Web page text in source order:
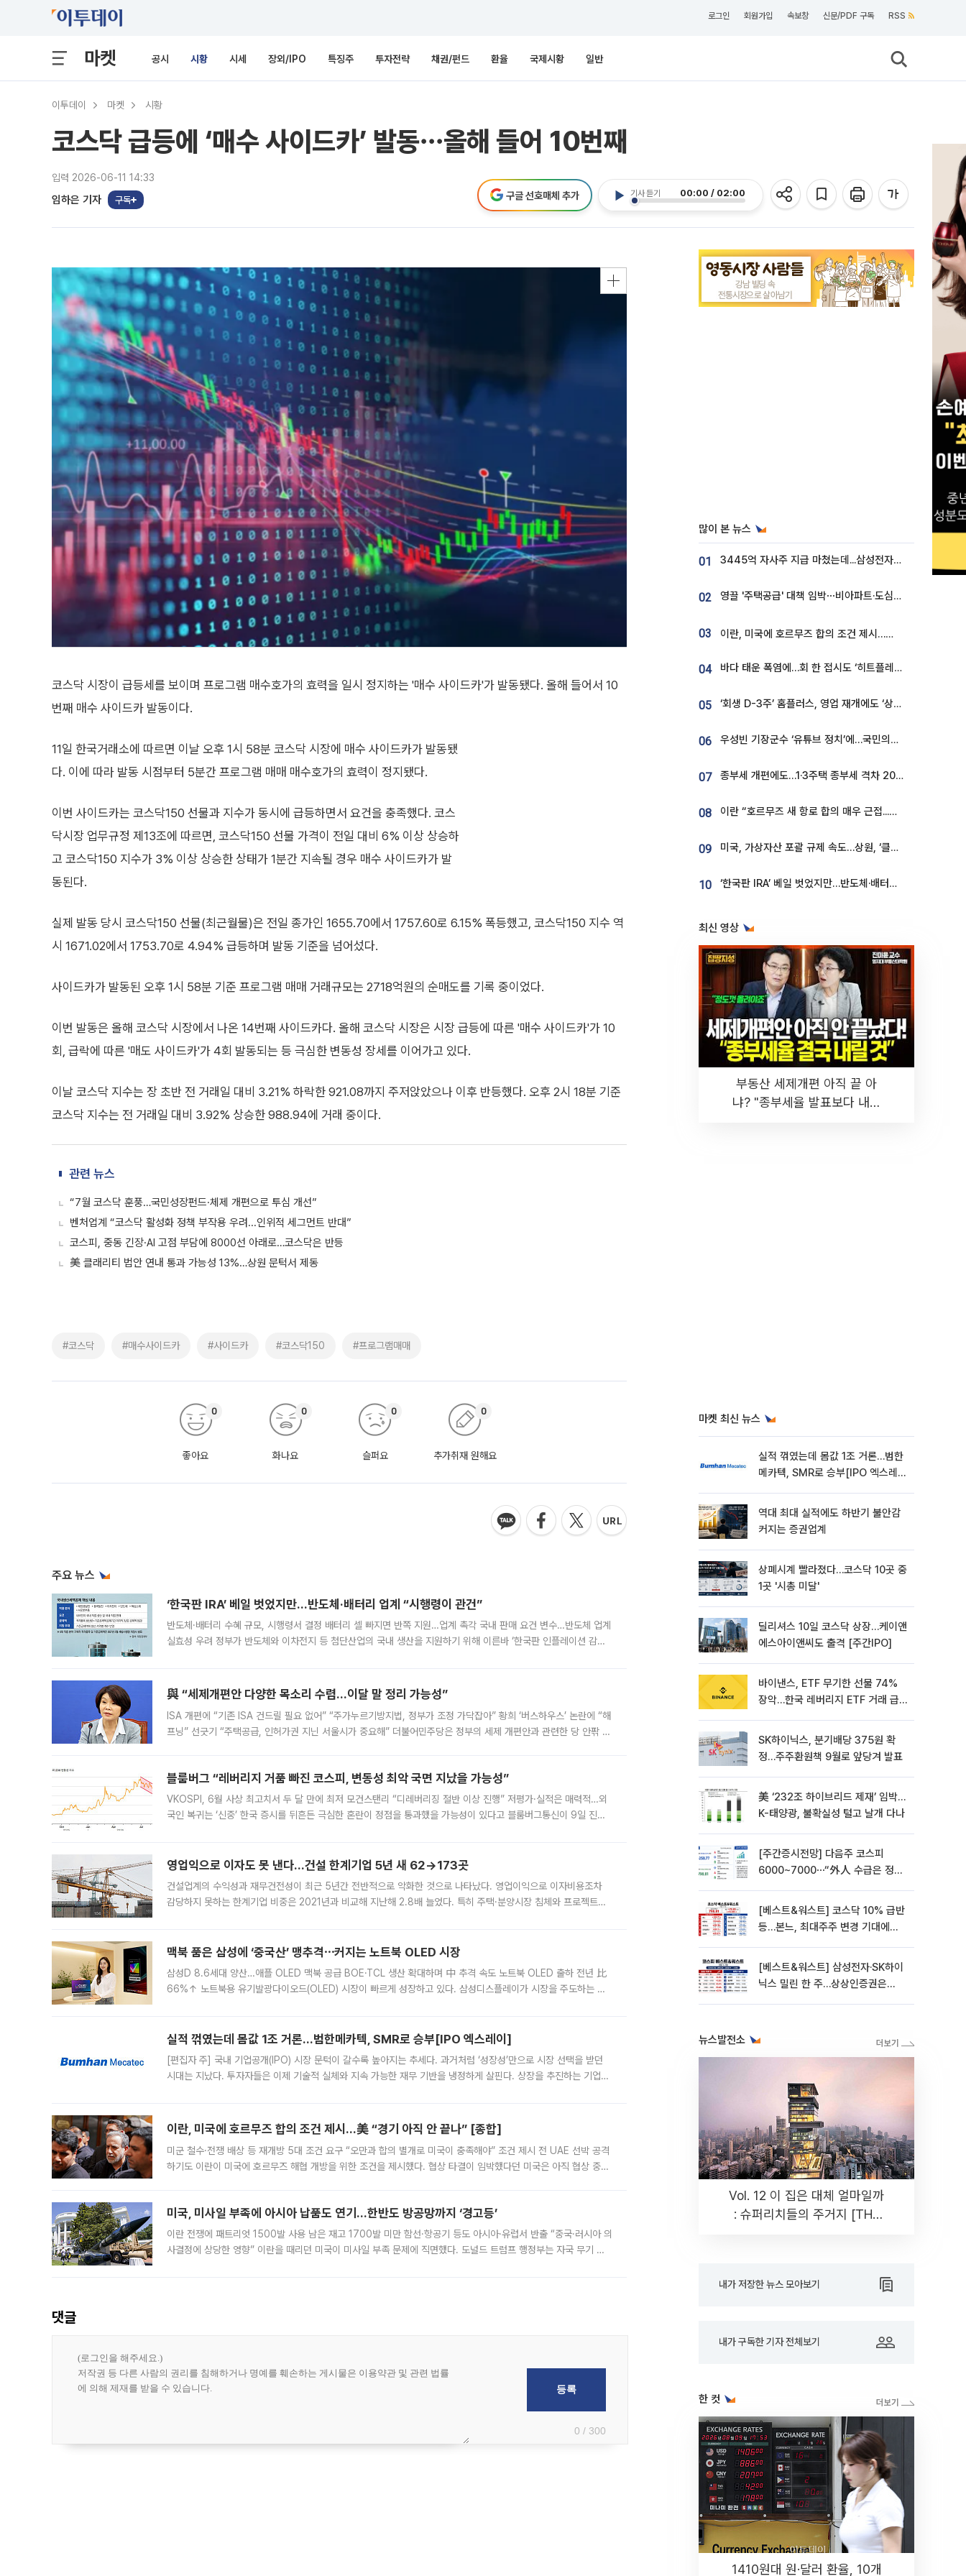
로그인 회원가입 속보창 신문/PDF 구독 RSS
마켓 공시 시황 시세 장외/IPO 특징주 투자전략 채권/펀드 환율 국제시황 일반
이투데이 마켓 시황
코스닥 급등에 ‘매수 사이드카’ 발동⋯올해 들어 10번째
입력 2026-06-11 14:33
임하은 기자 구독
기사 듣기 00:00 / 02:00
구글 선호매체 추가
코스닥 시장이 급등세를 보이며 프로그램 매수호가의 효력을 일시 정지하는 '매수 사이드카'가 발동됐다. 올해 들어서 10
번째 매수 사이드카 발동이다.
11일 한국거래소에 따르면 이날 오후 1시 58분 코스닥 시장에 매수 사이드카가 발동됐
다. 이에 따라 발동 시점부터 5분간 프로그램 매매 매수호가의 효력이 정지됐다.
이번 사이드카는 코스닥150 선물과 지수가 동시에 급등하면서 요건을 충족했다. 코스
닥시장 업무규정 제13조에 따르면, 코스닥150 선물 가격이 전일 대비 6% 이상 상승하
고 코스닥150 지수가 3% 이상 상승한 상태가 1분간 지속될 경우 매수 사이드카가 발
동된다.
실제 발동 당시 코스닥150 선물(최근월물)은 전일 종가인 1655.70에서 1757.60로 6.15% 폭등했고, 코스닥150 지수 역
시 1671.02에서 1753.70로 4.94% 급등하며 발동 기준을 넘어섰다.
사이드카가 발동된 오후 1시 58분 기준 프로그램 매매 거래규모는 2718억원의 순매도를 기록 중이었다.
이번 발동은 올해 코스닥 시장에서 나온 14번째 사이드카다. 올해 코스닥 시장은 시장 급등에 따른 '매수 사이드카'가 10
회, 급락에 따른 '매도 사이드카'가 4회 발동되는 등 극심한 변동성 장세를 이어가고 있다.
이날 코스닥 지수는 장 초반 전 거래일 대비 3.21% 하락한 921.08까지 주저앉았으나 이후 반등했다. 오후 2시 18분 기준
코스닥 지수는 전 거래일 대비 3.92% 상승한 988.94에 거래 중이다.
관련 뉴스
“7월 코스닥 훈풍…국민성장펀드·체제 개편으로 투심 개선”
벤처업계 “코스닥 활성화 정책 부작용 우려...인위적 세그먼트 반대”
코스피, 중동 긴장·AI 고점 부담에 8000선 아래로…코스닥은 반등
美 클래리티 법안 연내 통과 가능성 13%…상원 문턱서 제동
#코스닥 #매수사이드카 #사이드카 #코스닥150 #프로그램매매
좋아요
0
화나요
0
슬퍼요
0
추가취재 원해요
0
주요 뉴스
‘한국판 IRA’ 베일 벗었지만…반도체·배터리 업계 “시행령이 관건”
반도체·배터리 수혜 규모, 시행령서 결정 배터리 셀 빠지면 반쪽 지원…업계 촉각 국내 판매 요건 변수…반도체 업계
실효성 우려 정부가 반도체와 이차전지 등 첨단산업의 국내 생산을 지원하기 위해 이른바 ‘한국판 인플레이션 감축
與 “세제개편안 다양한 목소리 수렴…이달 말 정리 가능성”
ISA 개편에 “기존 ISA 건드릴 필요 없어” “주가누르기방지법, 정부가 조정 가닥잡아” 황희 ‘버스하우스’ 논란에 “해
프닝” 선긋기 “주택공급, 인허가권 지닌 서울시가 중요해” 더불어민주당은 정부의 세제 개편안과 관련한 당 안팎 의
블룸버그 “레버리지 거품 빠진 코스피, 변동성 최악 국면 지났을 가능성”
VKOSPI, 6월 사상 최고치서 두 달 만에 최저 모건스탠리 “디레버리징 절반 이상 진행” 저평가·실적은 매력적…외
국인 복귀는 ‘신중’ 한국 증시를 뒤흔든 극심한 혼란이 정점을 통과했을 가능성이 있다고 블룸버그통신이 9일 진단
영업익으로 이자도 못 낸다…건설 한계기업 5년 새 62→173곳
건설업계의 수익성과 재무건전성이 최근 5년간 전반적으로 악화한 것으로 나타났다. 영업이익으로 이자비용조차
감당하지 못하는 한계기업 비중은 2021년과 비교해 지난해 2.8배 늘었다. 특히 주택·분양시장 침체와 프로젝트파
맥북 품은 삼성에 ‘중국산’ 맹추격⋯커지는 노트북 OLED 시장
삼성D 8.6세대 양산…애플 OLED 맥북 공급 BOE·TCL 생산 확대하며 中 추격 속도 노트북 OLED 출하 전년 比
66%↑ 노트북용 유기발광다이오드(OLED) 시장이 빠르게 성장하고 있다. 삼성디스플레이가 시장을 주도하는 가
실적 꺾였는데 몸값 1조 거론…범한메카텍, SMR로 승부[IPO 엑스레이]
[편집자 주] 국내 기업공개(IPO) 시장 문턱이 갈수록 높아지는 추세다. 과거처럼 ‘성장성’만으로 시장 선택을 받던
시대는 지났다. 투자자들은 이제 기술적 실체와 지속 가능한 재무 기반을 냉정하게 살핀다. 상장을 추진하는 기업들
이란, 미국에 호르무즈 합의 조건 제시…美 “경기 아직 안 끝나” [종합]
미군 철수·전쟁 배상 등 재개방 5대 조건 요구 “오만과 합의 별개로 미국이 충족해야” 조건 제시 전 UAE 선박 공격
하기도 이란이 미국에 호르무즈 해협 개방을 위한 조건을 제시했다. 협상 타결이 임박했다던 미국은 아직 협상 중이
미국, 미사일 부족에 아시아 납품도 연기…한반도 방공망까지 ‘경고등’
이란 전쟁에 패트리엇 1500발 사용 남은 재고 1700발 미만 함선·항공기 등도 아시아·유럽서 반출 “중국·러시아 의
사결정에 상당한 영향” 이란을 때리던 미국이 미사일 부족 문제에 직면했다. 도널드 트럼프 행정부는 자국 무기 공
댓글
0 / 300
많이 본 뉴스
01 3445억 자사주 지급 마쳤는데...삼성전자 DX노조, 뒤늦은 '떼쓰기 집회'
02 영끌 '주택공급' 대책 임박⋯비아파트·도심복합까지 총동원
03 이란, 미국에 호르무즈 합의 조건 제시…美 “경기 아직 안 끝나” [종합]
04 바다 태운 폭염에…회 한 접시도 ‘히트플레이션’
05 ‘회생 D-3주’ 홈플러스, 영업 재개에도 ‘상품 공급망’ 복구가 생존 관건
06 우성빈 기장군수 ‘유튜브 정치’에…국민의힘 군의원들 집단 반발
07 종부세 개편에도…1·3주택 종부세 격차 2028년부터 확대
08 이란 “호르무즈 새 항로 합의 매우 근접...미국 배상 먼저”
09 미국, 가상자산 포괄 규제 속도…상원, ‘클래리티법’ 9월 절차투표 추진
10 ‘한국판 IRA’ 베일 벗었지만…반도체·배터리 업계 “시행령이 관건”
최신 영상
부동산 세제개편 아직 끝 아
냐? "종부세율 발표보다 내릴
마켓 최신 뉴스
실적 꺾였는데 몸값 1조 거론…범한
메카텍, SMR로 승부[IPO 엑스레
역대 최대 실적에도 하반기 불안감
커지는 증권업계
상폐시계 빨라졌다…코스닥 10곳 중
1곳 '시총 미달'
딜리셔스 10일 코스닥 상장…케이앤
에스아이앤씨도 출격 [주간IPO]
바이낸스, ETF 무기한 선물 74%
장악…한국 레버리지 ETF 거래 급
SK하이닉스, 분기배당 375원 확
정…주주환원책 9월로 앞당겨 발표
美 ‘232조 하이브리드 제재’ 임박…
K-태양광, 불확실성 털고 날개 다나
[주간증시전망] 다음주 코스피
6000~7000⋯“外人 수급은 정책
[베스트&워스트] 코스닥 10% 급반
등…본느, 최대주주 변경 기대에
[베스트&워스트] 삼성전자·SK하이
닉스 밀린 한 주…상상인증권은
뉴스발전소
Vol. 12 이 집은 대체 얼마일까
: 슈퍼리치들의 주거지 [THE
내가 저장한 뉴스 모아보기
내가 구독한 기자 전체보기
한 컷
1410원대 원·달러 환율, 10개